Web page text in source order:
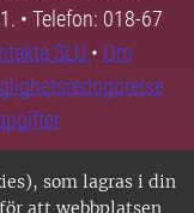
som lagras i din
att webbplatsen
• Telefon: 018-67
SLU • Om